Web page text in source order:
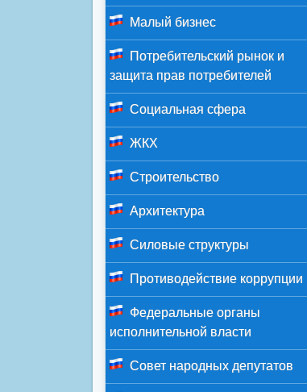
Малый бизнес
Потребительский рынок и
защита прав потребителей
Социальная сфера
ЖКХ
Строительство
Архитектура
Силовые структуры
Противодействие коррупции
Федеральные органы
исполнительной власти
Совет народных депутатов